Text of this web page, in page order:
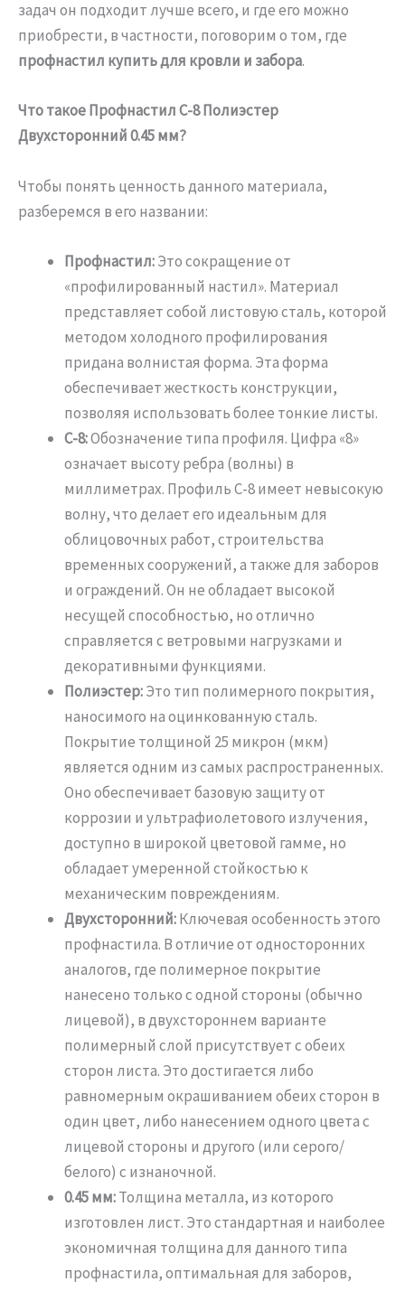
задач он подходит лучше всего, и где его можно
приобрести, в частности, поговорим о том, где
профнастил купить для кровли и забора.
Что такое Профнастил С-8 Полиэстер
Двухсторонний 0.45 мм?
Чтобы понять ценность данного материала,
разберемся в его названии:
Профнастил:Это сокращение от
«профилированный настил». Материал
представляет собой листовую сталь, которой
методом холодного профилирования
придана волнистая форма. Эта форма
обеспечивает жесткость конструкции,
позволяя использовать более тонкие листы.
С-8:Обозначение типа профиля. Цифра «8»
означает высоту ребра (волны) в
миллиметрах. Профиль С-8 имеет невысокую
волну, что делает его идеальным для
облицовочных работ, строительства
временных сооружений, а также для заборов
и ограждений. Он не обладает высокой
несущей способностью, но отлично
справляется с ветровыми нагрузками и
декоративными функциями.
Полиэстер:Это тип полимерного покрытия,
наносимого на оцинкованную сталь.
Покрытие толщиной 25 микрон (мкм)
является одним из самых распространенных.
Оно обеспечивает базовую защиту от
коррозии и ультрафиолетового излучения,
доступно в широкой цветовой гамме, но
обладает умеренной стойкостью к
механическим повреждениям.
Двухсторонний:Ключевая особенность этого
профнастила. В отличие от односторонних
аналогов, где полимерное покрытие
нанесено только с одной стороны (обычно
лицевой), в двухстороннем варианте
полимерный слой присутствует с обеих
сторон листа. Это достигается либо
равномерным окрашиванием обеих сторон в
один цвет, либо нанесением одного цвета с
лицевой стороны и другого (или серого/
белого) с изнаночной.
0.45 мм:Толщина металла, из которого
изготовлен лист. Это стандартная и наиболее
экономичная толщина для данного типа
профнастила, оптимальная для заборов,